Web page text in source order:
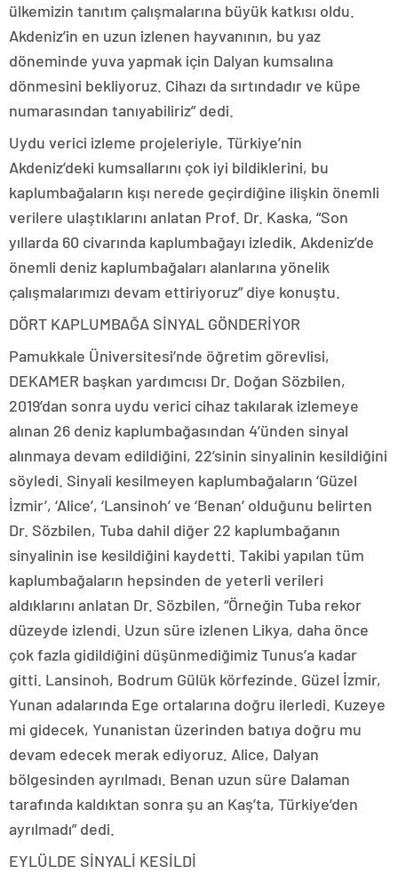
ülkemizin tanıtım çalışmalarına büyük katkısı oldu.
Akdeniz’in en uzun izlenen hayvanının, bu yaz
döneminde yuva yapmak için Dalyan kumsalına
dönmesini bekliyoruz. Cihazı da sırtındadır ve küpe
numarasından tanıyabiliriz” dedi.
Uydu verici izleme projeleriyle, Türkiye’nin
Akdeniz’deki kumsallarını çok iyi bildiklerini, bu
kaplumbağaların kışı nerede geçirdiğine ilişkin önemli
verilere ulaştıklarını anlatan Prof. Dr. Kaska, “Son
yıllarda 60 civarında kaplumbağayı izledik. Akdeniz’de
önemli deniz kaplumbağaları alanlarına yönelik
çalışmalarımızı devam ettiriyoruz” diye konuştu.
DÖRT KAPLUMBAĞA SİNYAL GÖNDERİYOR
Pamukkale Üniversitesi’nde öğretim görevlisi,
DEKAMER başkan yardımcısı Dr. Doğan Sözbilen,
2019’dan sonra uydu verici cihaz takılarak izlemeye
alınan 26 deniz kaplumbağasından 4’ünden sinyal
alınmaya devam edildiğini, 22’sinin sinyalinin kesildiğini
söyledi. Sinyali kesilmeyen kaplumbağaların ‘Güzel
İzmir’, ‘Alice’, ‘Lansinoh’ ve ‘Benan’ olduğunu belirten
Dr. Sözbilen, Tuba dahil diğer 22 kaplumbağanın
sinyalinin ise kesildiğini kaydetti. Takibi yapılan tüm
kaplumbağaların hepsinden de yeterli verileri
aldıklarını anlatan Dr. Sözbilen, “Örneğin Tuba rekor
düzeyde izlendi. Uzun süre izlenen Likya, daha önce
çok fazla gidildiğini düşünmediğimiz Tunus’a kadar
gitti. Lansinoh, Bodrum Gülük körfezinde. Güzel İzmir,
Yunan adalarında Ege ortalarına doğru ilerledi. Kuzeye
mi gidecek, Yunanistan üzerinden batıya doğru mu
devam edecek merak ediyoruz. Alice, Dalyan
bölgesinden ayrılmadı. Benan uzun süre Dalaman
tarafında kaldıktan sonra şu an Kaş’ta, Türkiye’den
ayrılmadı” dedi.
EYLÜLDE SİNYALİ KESİLDİ